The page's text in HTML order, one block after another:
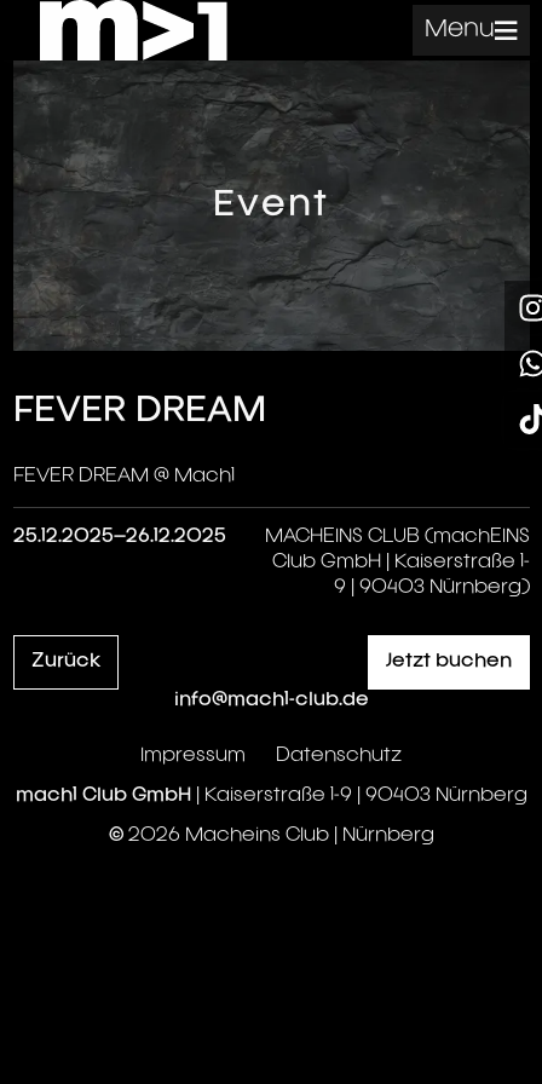
Menu
Event
FEVER DREAM
FEVER DREAM @ Mach1
25.12.2025–26.12.2025
MACHEINS CLUB (machEINS
Club GmbH | Kaiserstraße 1-
9 | 90403 Nürnberg)
Zurück Jetzt buchen
info@mach1-club.de
Impressum Datenschutz
mach1 Club GmbH | Kaiserstraße 1-9 | 90403 Nürnberg
© 2026 Macheins Club | Nürnberg